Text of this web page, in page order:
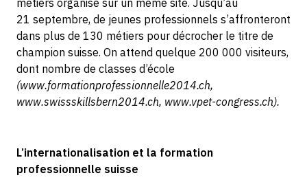
métiers organisé sur un même site. Jusqu’au
21 septembre, de jeunes professionnels s’affronteront
dans plus de 130 métiers pour décrocher le titre de
champion suisse. On attend quelque 200 000 visiteurs,
dont nombre de classes d’école
(www.formationprofessionnelle2014.ch,
www.swissskillsbern2014.ch, www.vpet-congress.ch).
L’internationalisation et la formation
professionnelle suisse